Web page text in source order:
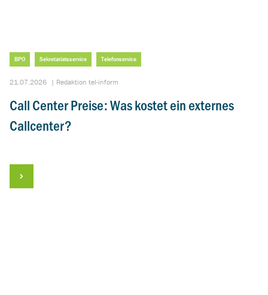
BPO Sekretariatsservice Telefonservice
21.07.2026 | Redaktion tel-inform
Call Center Preise: Was kostet ein externes
Callcenter?